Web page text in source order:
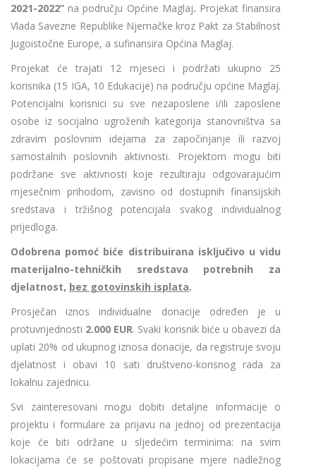
2021-2022” na području Općine Maglaj. Projekat finansira
Vlada Savezne Republike Njemačke kroz Pakt za Stabilnost
Jugoistočne Europe, a sufinansira Općina Maglaj.
Projekat će trajati 12 mjeseci i podržati ukupno 25
korisnika (15 IGA, 10 Edukacije) na području općine Maglaj.
Potencijalni korisnici su sve nezaposlene i/ili zaposlene
osobe iz socijalno ugroženih kategorija stanovništva sa
zdravim poslovnim idejama za započinjanje ili razvoj
samostalnih poslovnih aktivnosti. Projektom mogu biti
podržane sve aktivnosti koje rezultiraju odgovarajućim
mjesečnim prihodom, zavisno od dostupnih finansijskih
sredstava i tržišnog potencijala svakog individualnog
prijedloga.
Odobrena pomoć biće distribuirana isključivo u vidu
materijalno-tehničkih sredstava potrebnih za
djelatnost, bez gotovinskih isplata.
Prosječan iznos individualne donacije određen je u
protuvrijednosti 2.000 EUR. Svaki korisnik biće u obavezi da
uplati 20% od ukupnog iznosa donacije, da registruje svoju
djelatnost i obavi 10 sati društveno-korisnog rada za
lokalnu zajednicu.
Svi zainteresovani mogu dobiti detaljne informacije o
projektu i formulare za prijavu na jednoj od prezentacija
koje će biti održane u sljedećim terminima: na svim
lokacijama će se poštovati propisane mjere nadležnog